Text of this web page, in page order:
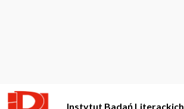
Instytut Badań Literackich